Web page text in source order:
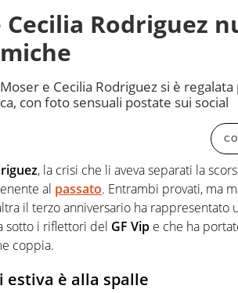
Rodriguez
e Cecilia Rodriguez si è
con foto sensuali postate sui social
, la crisi che li aveva separati la
al passato. Entrambi provati, ma
il terzo anniversario ha rappresentato
sotto i riflettori del GF Vip e che ha
coppia.
estiva è alla spalle